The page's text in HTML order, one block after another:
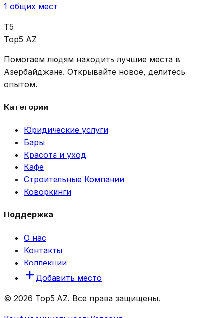
1 общих мест
T5
Top5 AZ
Помогаем людям находить лучшие места в
Азербайджане. Открывайте новое, делитесь
опытом.
Категории
Юридические услуги
Бары
Красота и уход
Кафе
Строительные Компании
Коворкинги
Поддержка
О нас
Контакты
Коллекции
Добавить место
© 2026 Top5 AZ. Все права защищены.